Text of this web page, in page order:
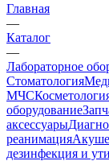
Главная
—
Каталог
—
Лабораторное
Стоматология
МЧС
оборудование
аксессуары
реанимация
дезинфекция и